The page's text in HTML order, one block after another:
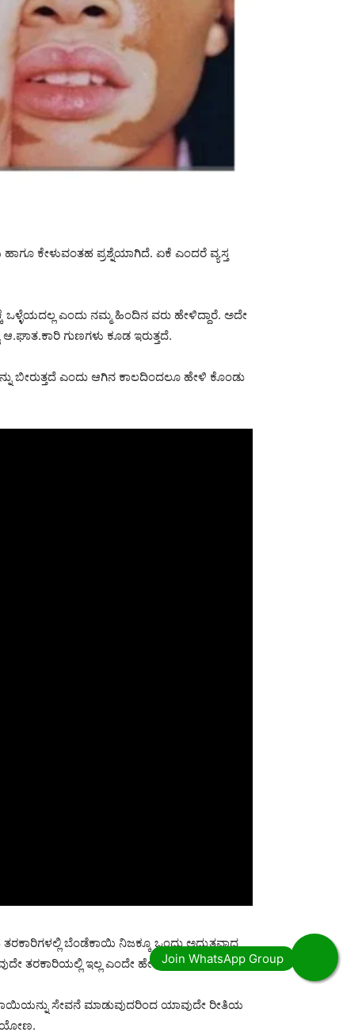
ಕೇಳುವಂತಹ ಪ್ರಶ್ನೆಯಾಗಿದೆ. ಏಕೆ ಎಂದರೆ ವ್ಯಸ್ತ
ಎಂದು ನಮ್ಮ ಹಿಂದಿನ ವರು ಹೇಳಿದ್ದಾರೆ. ಅದೇ
ಗುಣಗಳು ಕೂಡ ಇರುತ್ತದೆ.
ಬೀರುತ್ತದೆ ಎಂದು ಆಗಿನ ಕಾಲದಿಂದಲೂ ಹೇಳಿ ಕೊಂಡು
ತರಕಾರಿಗಳಲ್ಲಿ ಬೆಂಡೆಕಾಯಿ ನಿಜಕ್ಕೂ ಒಂದು ಅದ್ಭುತವಾದ
ತರಕಾರಿಯಲ್ಲಿ ಇಲ್ಲ ಎಂದೇ ಹೇಳಬಹುದು.
ಸೇವನೆ ಮಾಡುವುದರಿಂದ ಯಾವುದೇ ರೀತಿಯ